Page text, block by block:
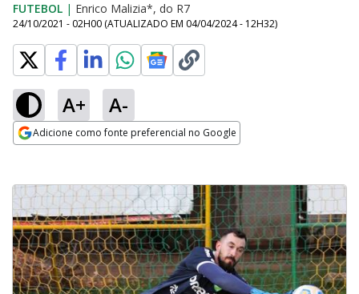
FUTEBOL | Enrico Malizia*, do R7
24/10/2021 - 02H00 (ATUALIZADO EM 04/04/2024 - 12H32)
A+ A-
Adicione como fonte preferencial no Google